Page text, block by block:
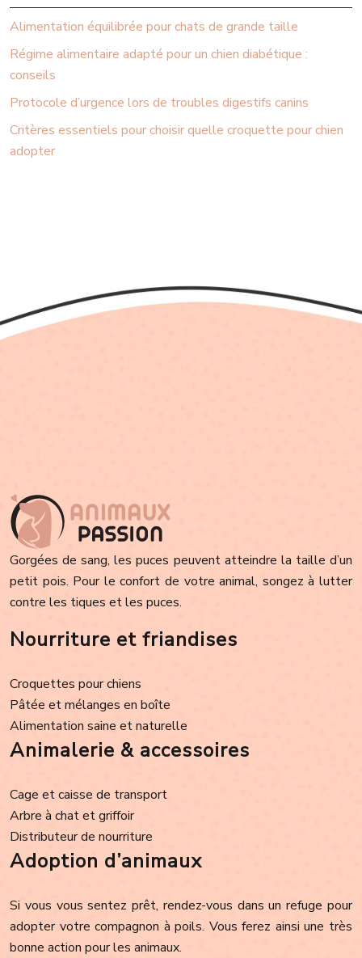
Alimentation équilibrée pour chats de grande taille
Régime alimentaire adapté pour un chien diabétique :
conseils
Protocole d’urgence lors de troubles digestifs canins
Critères essentiels pour choisir quelle croquette pour chien
adopter
Gorgées de sang, les puces peuvent atteindre la taille d’un
petit pois. Pour le confort de votre animal, songez à lutter
contre les tiques et les puces.
Nourriture et friandises
Croquettes pour chiens
Pâtée et mélanges en boîte
Alimentation saine et naturelle
Animalerie & accessoires
Cage et caisse de transport
Arbre à chat et griffoir
Distributeur de nourriture
Adoption d’animaux
Si vous vous sentez prêt, rendez-vous dans un refuge pour
adopter votre compagnon à poils. Vous ferez ainsi une très
bonne action pour les animaux.